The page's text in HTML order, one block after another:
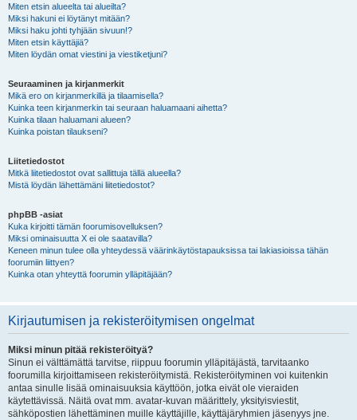
Miten etsin alueelta tai alueilta?
Miksi hakuni ei löytänyt mitään?
Miksi haku johti tyhjään sivuun!?
Miten etsin käyttäjiä?
Miten löydän omat viestini ja viestiketjuni?
Seuraaminen ja kirjanmerkit
Mikä ero on kirjanmerkillä ja tilaamisella?
Kuinka teen kirjanmerkin tai seuraan haluamaani aihetta?
Kuinka tilaan haluamani alueen?
Kuinka poistan tilaukseni?
Liitetiedostot
Mitkä liitetiedostot ovat sallittuja tällä alueella?
Mistä löydän lähettämäni liitetiedostot?
phpBB -asiat
Kuka kirjoitti tämän foorumisovelluksen?
Miksi ominaisuutta X ei ole saatavilla?
Keneen minun tulee olla yhteydessä väärinkäytöstapauksissa tai lakiasioissa tähän
foorumiin liittyen?
Kuinka otan yhteyttä foorumin ylläpitäjään?
Kirjautumisen ja rekisteröitymisen ongelmat
Miksi minun pitää rekisteröityä?
Sinun ei välttämättä tarvitse, riippuu foorumin ylläpitäjästä, tarvitaanko
foorumilla kirjoittamiseen rekisteröitymistä. Rekisteröityminen voi kuitenkin
antaa sinulle lisää ominaisuuksia käyttöön, jotka eivät ole vieraiden
käytettävissä. Näitä ovat mm. avatar-kuvan määrittely, yksityisviestit,
sähköpostien lähettäminen muille käyttäjille, käyttäjäryhmien jäsenyys jne.